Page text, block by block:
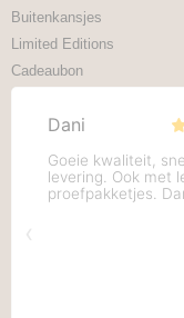
Buitenkansjes
Limited Editions
Cadeaubon